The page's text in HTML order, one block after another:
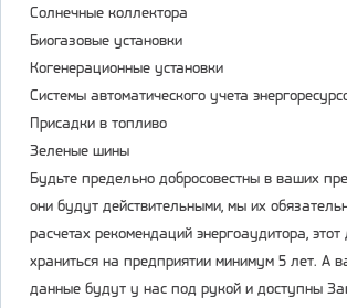
Солнечные коллектора
Биогазовые установки
Когенерационные установки
Системы автоматического учета
Присадки в топливо
Зеленые шины
Будьте предельно добросовестны в ваших
они будут действительными, мы их
расчетах рекомендаций энергоаудитора,
храниться на предприятии минимум 5 лет. А
данные будут у нас под рукой и доступны